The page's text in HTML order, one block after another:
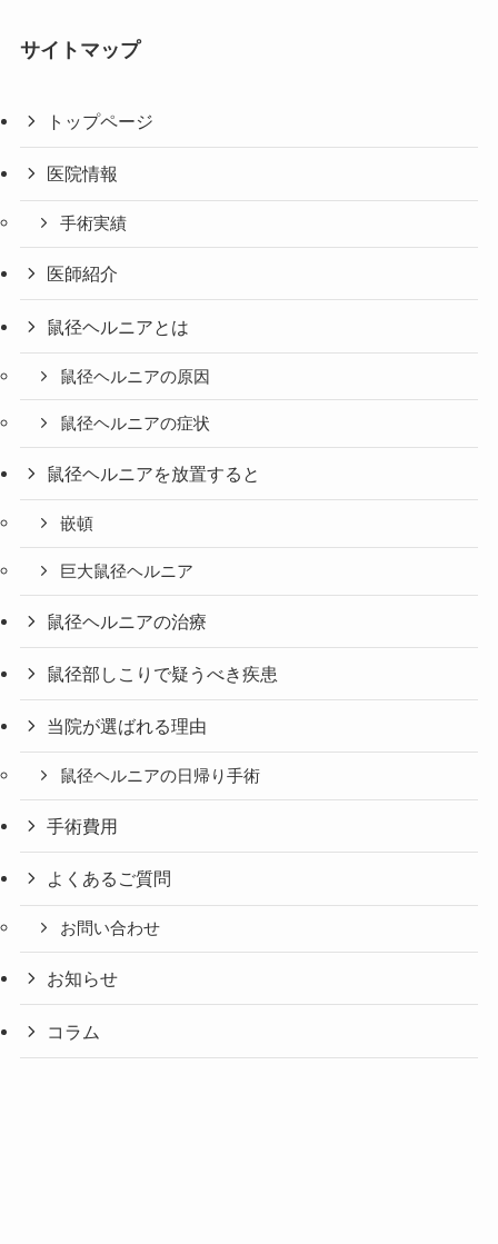
サイトマップ
トップページ
医院情報
手術実績
医師紹介
鼠径ヘルニアとは
鼠径ヘルニアの原因
鼠径ヘルニアの症状
鼠径ヘルニアを放置すると
嵌頓
巨大鼠径ヘルニア
鼠径ヘルニアの治療
鼠径部しこりで疑うべき疾患
当院が選ばれる理由
鼠径ヘルニアの日帰り手術
手術費用
よくあるご質問
お問い合わせ
お知らせ
コラム